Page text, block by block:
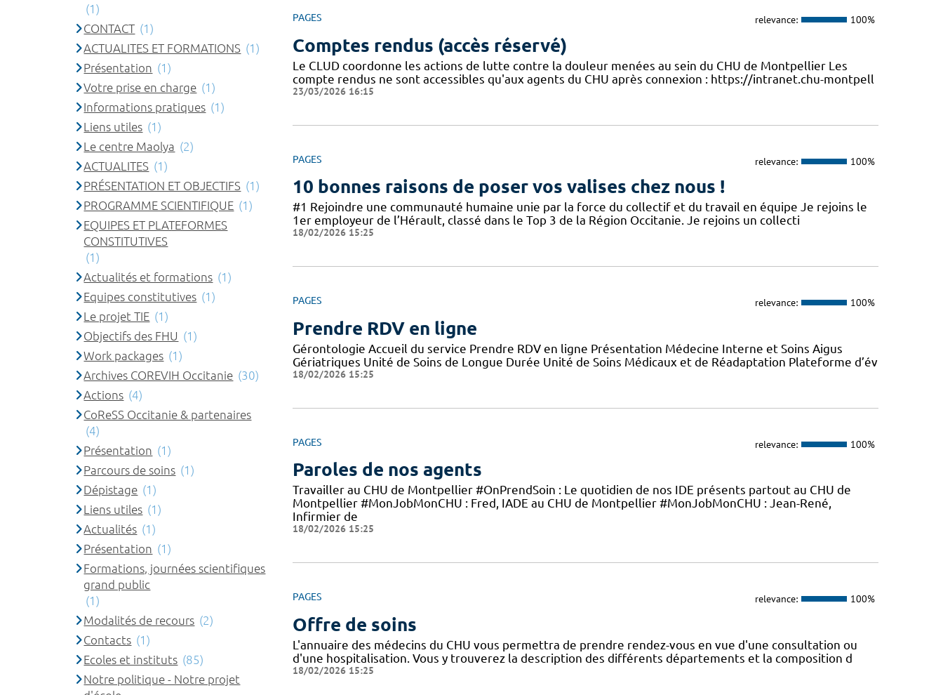
PAGES relevance: 100%
Comptes rendus (accès réservé)
Le CLUD coordonne les actions de lutte contre la douleur menées au sein du CHU de Montpellier Les
compte rendus ne sont accessibles qu'aux agents du CHU après connexion : https://intranet.chu-montpell
23/03/2026 16:15
PAGES relevance: 100%
10 bonnes raisons de poser vos valises chez nous !
#1 Rejoindre une communauté humaine unie par la force du collectif et du travail en équipe Je rejoins le
1er employeur de l’Hérault, classé dans le Top 3 de la Région Occitanie. Je rejoins un collecti
18/02/2026 15:25
PAGES relevance: 100%
Prendre RDV en ligne
Gérontologie Accueil du service Prendre RDV en ligne Présentation Médecine Interne et Soins Aigus
Gériatriques Unité de Soins de Longue Durée Unité de Soins Médicaux et de Réadaptation Plateforme d’év
18/02/2026 15:25
PAGES relevance: 100%
Paroles de nos agents
Travailler au CHU de Montpellier #OnPrendSoin : Le quotidien de nos IDE présents partout au CHU de
Montpellier #MonJobMonCHU : Fred, IADE au CHU de Montpellier #MonJobMonCHU : Jean-René,
Infirmier de
18/02/2026 15:25
PAGES relevance: 100%
Offre de soins
L'annuaire des médecins du CHU vous permettra de prendre rendez-vous en vue d'une consultation ou
d'une hospitalisation. Vous y trouverez la description des différents départements et la composition d
18/02/2026 15:25
(1)
CONTACT (1)
ACTUALITES ET FORMATIONS (1)
Présentation (1)
Votre prise en charge (1)
Informations pratiques (1)
Liens utiles (1)
Le centre Maolya (2)
ACTUALITES (1)
PRÉSENTATION ET OBJECTIFS (1)
PROGRAMME SCIENTIFIQUE (1)
EQUIPES ET PLATEFORMES
CONSTITUTIVES
(1)
Actualités et formations (1)
Equipes constitutives (1)
Le projet TIE (1)
Objectifs des FHU (1)
Work packages (1)
Archives COREVIH Occitanie (30)
Actions (4)
CoReSS Occitanie & partenaires
(4)
Présentation (1)
Parcours de soins (1)
Dépistage (1)
Liens utiles (1)
Actualités (1)
Présentation (1)
Formations, journées scientifiques
grand public
(1)
Modalités de recours (2)
Contacts (1)
Ecoles et instituts (85)
Notre politique - Notre projet